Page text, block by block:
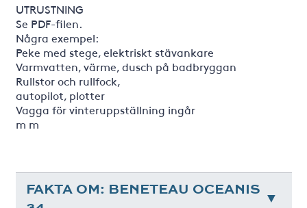
UTRUSTNING
Se PDF-filen.
Några exempel:
Peke med stege, elektriskt stävankare
Varmvatten, värme, dusch på badbryggan
Rullstor och rullfock,
autopilot, plotter
Vagga för vinteruppställning ingår
m m
FAKTA OM: BENETEAU OCEANIS